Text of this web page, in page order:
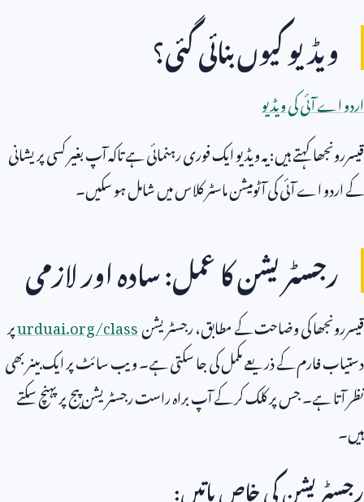
ویڈیو کیوں بنائی گئی؟
اردو اے آئی کی ویڈیو
قیسررونجھا کہتے ہیں: یہ ویڈیو ایک فوری رہنمائی ہے تاکہ آپ بغیر کسی پریشانی
کے اردو اے آئی کی آٹومیشن ماسٹر کلاس میں شامل ہو سکیں۔
رجسٹریشن کا عمل: سادہ اور لازمی
قیسررونجھا کی وضاحت کے مطابق، رجسٹریشنurduai.org/classپر
دستیاب فارم کے ذریعے مکمل کی جا سکتی ہے۔ ویب سائٹ پر ایک بینر بھی
نظر آتا ہے۔ جس پر کلک کر کے آپ براہ راست رجسٹریشن پیج پر پہنچ سکتے
ہیں۔
رجسٹریشن کی خاص باتیں: